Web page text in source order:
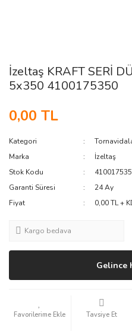
İzeltaş KRAFT SERİ
5x350 4100175350
0,00 TL
Kategori
Marka
İzeltaş
Stok Kodu
Garanti Süresi
24 Ay
Fiyat
0,00 TL +
Kargo bedava
Gelince
Tavsiye Et